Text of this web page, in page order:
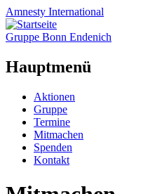
Amnesty International
Gruppe Bonn Endenich
Hauptmenü
Zum
Inhalt
springen
Aktionen
Gruppe
Termine
Mitmachen
Spenden
Kontakt